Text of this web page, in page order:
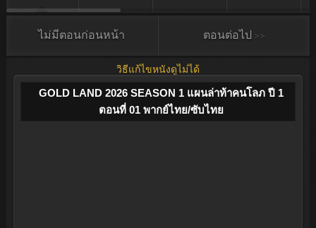
ไม่มีตอนก่อนหน้า ตอนต่อไป >>
วิธีแก้ไขหนังดูไม่ได้
GOLD LAND 2026 SEASON 1 แผนล่าท้าคนโลภ ปี 1
ตอนที่ 01 พากย์ไทย/ซับไทย